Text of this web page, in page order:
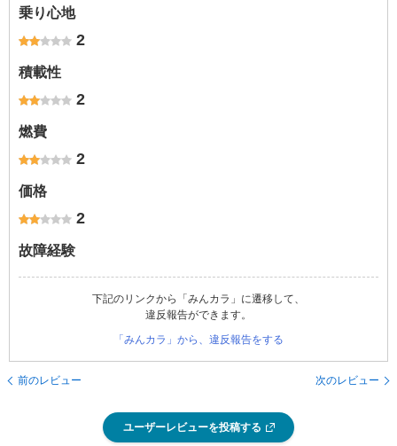
乗り心地
2
積載性
2
燃費
2
価格
2
故障経験
下記のリンクから「みんカラ」に遷移して、
違反報告ができます。
「みんカラ」から、違反報告をする
前のレビュー 次のレビュー
ユーザーレビューを投稿する